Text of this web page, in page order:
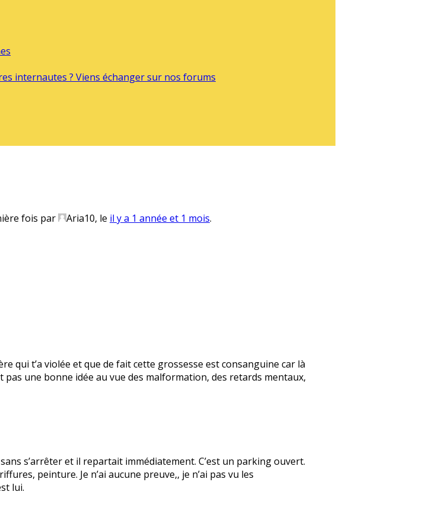
internautes ? Viens échanger sur nos forums
fois par Aria10, le il y a 1 année et 1 mois.
qui t’a violée et que de fait cette grossesse est consanguine car là
une bonne idée au vue des malformation, des retards mentaux,
s’arrêter et il repartait immédiatement. C’est un parking ouvert.
peinture. Je n’ai aucune preuve,, je n’ai pas vu les
lui.